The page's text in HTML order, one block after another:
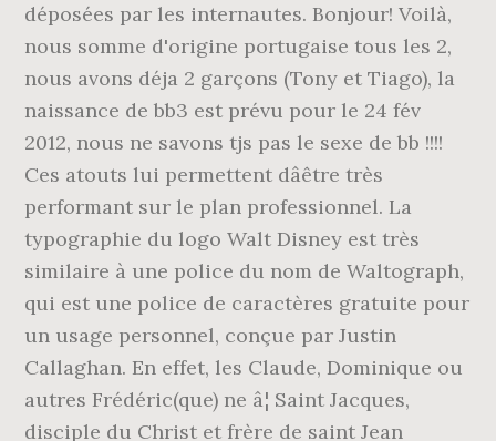
déposées par les internautes. Bonjour! Voilà,
nous somme d'origine portugaise tous les 2,
nous avons déja 2 garçons (Tony et Tiago), la
naissance de bb3 est prévu pour le 24 fév
2012, nous ne savons tjs pas le sexe de bb !!!!
Ces atouts lui permettent dâêtre très
performant sur le plan professionnel. La
typographie du logo Walt Disney est très
similaire à une police du nom de Waltograph,
qui est une police de caractères gratuite pour
un usage personnel, conçue par Justin
Callaghan. En effet, les Claude, Dominique ou
autres Frédéric(que) ne â¦ Saint Jacques,
disciple du Christ et frère de saint Jean